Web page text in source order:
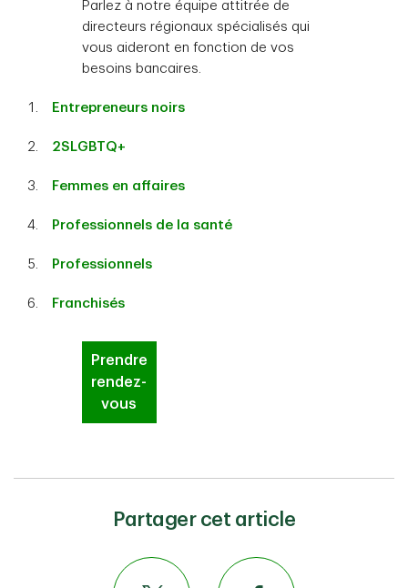
Parlez à notre équipe attitrée de
directeurs régionaux spécialisés qui
vous aideront en fonction de vos
besoins bancaires.
Entrepreneurs noirs
2SLGBTQ+
Femmes en affaires
Professionnels de la santé
Professionnels
Franchisés
Prendre
rendez-
vous
Partager cet article